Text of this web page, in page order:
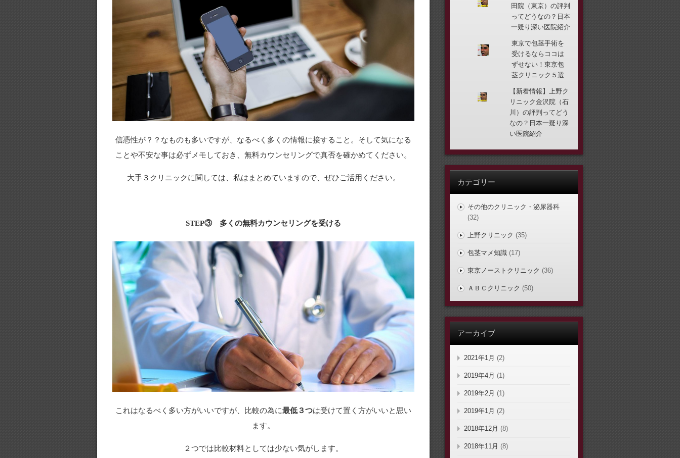
信憑性が？？なものも多いですが、なるべく多くの情報に接すること。そして気になる
ことや不安な事は必ずメモしておき、無料カウンセリングで真否を確かめてください。
大手３クリニックに関しては、私はまとめていますので、ぜひご活用ください。
STEP③ 多くの無料カウンセリングを受ける
これはなるべく多い方がいいですが、比較の為に最低３つは受けて置く方がいいと思い
ます。
２つでは比較材料としては少ない気がします。
田院（東京）の評判
ってどうなの？日本
一疑り深い医院紹介
東京で包茎手術を
受けるならココは
ずせない！東京包
茎クリニック５選
【新着情報】上野ク
リニック金沢院（石
川）の評判ってどう
なの？日本一疑り深
い医院紹介
カテゴリー
その他のクリニック・泌尿器科
(32)
上野クリニック (35)
包茎マメ知識(17)
東京ノーストクリニック (36)
ＡＢＣクリニック (50)
アーカイブ
2021年1月 (2)
2019年4月 (1)
2019年2月 (1)
2019年1月 (2)
2018年12月 (8)
2018年11月 (8)